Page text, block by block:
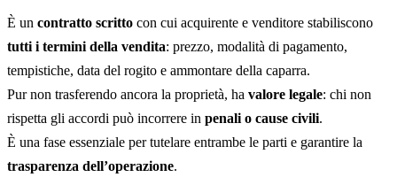
È un contratto scritto con cui acquirente e venditore stabiliscono
tutti i termini della vendita: prezzo, modalità di pagamento,
tempistiche, data del rogito e ammontare della caparra.
Pur non trasferendo ancora la proprietà, ha valore legale: chi non
rispetta gli accordi può incorrere in penali o cause civili.
È una fase essenziale per tutelare entrambe le parti e garantire la
trasparenza dell’operazione.